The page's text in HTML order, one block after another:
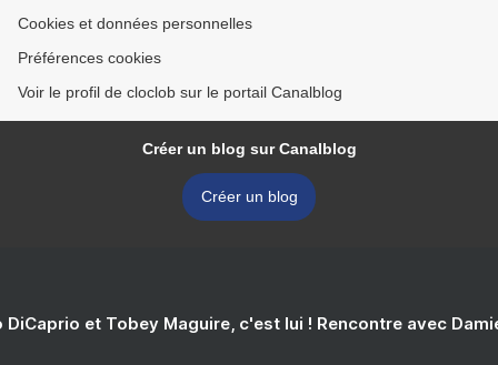
Cookies et données personnelles
Préférences cookies
Voir le profil de cloclob sur le portail Canalblog
Créer un blog sur Canalblog
Créer un blog
DiCaprio et Tobey Maguire, c'est lui ! Rencontre avec